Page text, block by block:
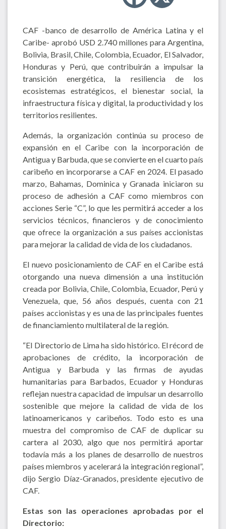
CAF -banco de desarrollo de América Latina y el
Caribe- aprobó USD 2.740 millones para Argentina,
Bolivia, Brasil, Chile, Colombia, Ecuador, El Salvador,
Honduras y Perú, que contribuirán a impulsar la
transición energética, la resiliencia de los
ecosistemas estratégicos, el bienestar social, la
infraestructura física y digital, la productividad y los
territorios resilientes.
Además, la organización continúa su proceso de
expansión en el Caribe con la incorporación de
Antigua y Barbuda, que se convierte en el cuarto país
caribeño en incorporarse a CAF en 2024. El pasado
marzo, Bahamas, Dominica y Granada iniciaron su
proceso de adhesión a CAF como miembros con
acciones Serie “C”, lo que les permitirá acceder a los
servicios técnicos, financieros y de conocimiento
que ofrece la organización a sus países accionistas
para mejorar la calidad de vida de los ciudadanos.
El nuevo posicionamiento de CAF en el Caribe está
otorgando una nueva dimensión a una institución
creada por Bolivia, Chile, Colombia, Ecuador, Perú y
Venezuela, que, 56 años después, cuenta con 21
países accionistas y es una de las principales fuentes
de financiamiento multilateral de la región.
“El Directorio de Lima ha sido histórico. El récord de
aprobaciones de crédito, la incorporación de
Antigua y Barbuda y las firmas de ayudas
humanitarias para Barbados, Ecuador y Honduras
reflejan nuestra capacidad de impulsar un desarrollo
sostenible que mejore la calidad de vida de los
latinoamericanos y caribeños. Todo esto es una
muestra del compromiso de CAF de duplicar su
cartera al 2030, algo que nos permitirá aportar
todavía más a los planes de desarrollo de nuestros
países miembros y acelerará la integración regional”,
dijo Sergio Díaz-Granados, presidente ejecutivo de
CAF.
Estas son las operaciones aprobadas por el
Directorio: